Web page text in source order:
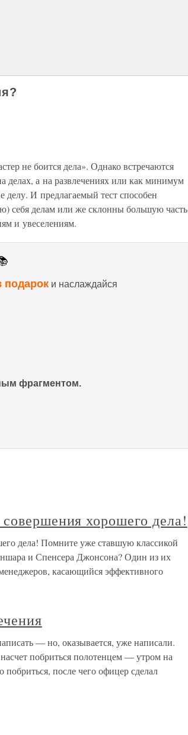
не боится дела». Однако встречаются
делах, а на развлечениях или как минимум
И предлагаемый тест способен
себя делам или же склонны большую часть
и увеселениям.
подарок и наслаждайся
фрагментом.
хорошего дела!
дела! Помните уже ставшую классикой
и Спенсера Джонсона? Один из их
касающийся эффективного
— но, оказывается, уже написали.
побриться полотенцем — утром на
побриться, после чего офицер сделал